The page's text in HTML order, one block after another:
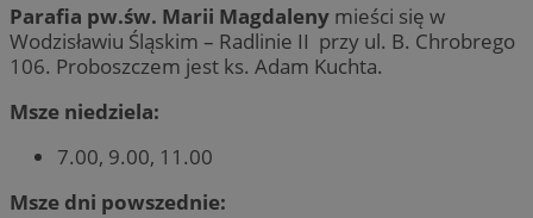
Parafia pw.św. Marii Magdaleny mieści się w
Wodzisławiu Śląskim – Radlinie II przy ul. B. Chrobrego
106. Proboszczem jest ks. Adam Kuchta.
Msze niedziela:
7.00, 9.00, 11.00
Msze dni powszednie: